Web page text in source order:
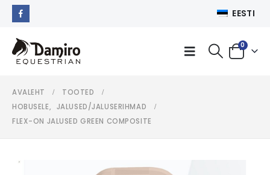
EESTI
0
AVALEHT
TOOTED
HOBUSELE,
JALUSED/JALUSERIHMAD
FLEX-ON JALUSED GREEN COMPOSITE